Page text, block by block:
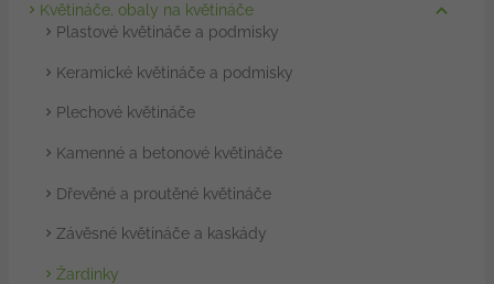
Květináče, obaly na květináče
Plastové květináče a podmisky
Keramické květináče a podmisky
Plechové květináče
Kamenné a betonové květináče
Dřevěné a proutěné květináče
Závěsné květináče a kaskády
Žardinky